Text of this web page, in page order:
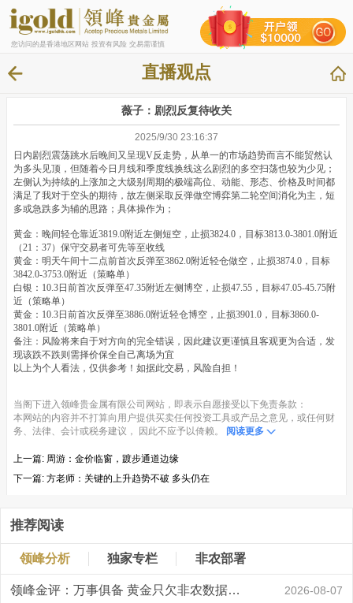
您访问的是香港地区网站 投资有风险 交易需谨慎
直播观点
薇子：剧烈反复待收关
2025/9/30 23:16:37
日内剧烈震荡跳水后晚间又呈现V反走势，从单一的市场趋势而言不能贸然认
为多头见顶，但随着今日月线和季度线换线这么剧烈的多空扫荡也较为少见；
左侧认为持续的上涨加之大级别周期的极端高位、动能、形态、价格及时间都
满足了我对于空头的期待，故左侧采取反弹做空博弈第二轮空间消化为主，短
多或急跌多为辅的思路；具体操作为；
黄金：晚间轻仓靠近3819.0附近左侧短空，止损3824.0，目标3813.0-3801.0附近
（21：37）保守交易者可先等至收线
黄金：明天午间十二点前首次反弹至3862.0附近轻仓做空，止损3874.0，目标
3842.0-3753.0附近（策略单）
白银：10.3日前首次反弹至47.35附近左侧博空，止损47.55，目标47.05-45.75附
近（策略单）
黄金：10.3日前首次反弹至3886.0附近轻仓博空，止损3901.0，目标3860.0-
3801.0附近（策略单）
备注：风险将来自于对方向的完全错误，因此建议更谨慎且客观更为合适，发
现该跌不跌则需择价保全自己离场为宜
以上为个人看法，仅供参考！如据此交易，风险自担！
当阁下进入领峰贵金属有限公司网站，即表示自愿接受以下免责条款：
本网站的内容并不打算向用户提供买卖任何投资工具或产品之意见，或任何财
务、法律、会计或税务建议， 因此不应予以倚赖。
阅读更多
上一篇: 周游：金价临窗，踱步通道边缘
下一篇: 方老师：关键的上升趋势不破 多头仍在
推荐阅读
领峰分析 独家专栏 非农部署
领峰金评：万事俱备 黄金只欠非农数据“东风” 2026-08-07